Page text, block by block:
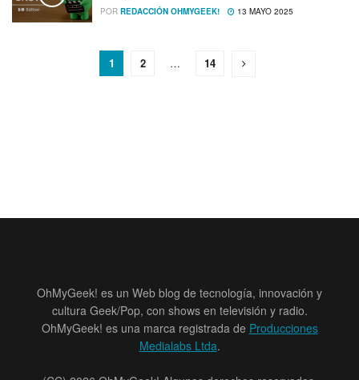
POR REDACCIÓN OHMYGEEK! 13 MAYO 2025
1 2 … 14
OhMyGeek! es un Web blog de tecnología, innovación y
cultura Geek/Pop, con shows en televisión y radio.
OhMyGeek! es una marca registrada de Producciones
Medialabs Ltda.